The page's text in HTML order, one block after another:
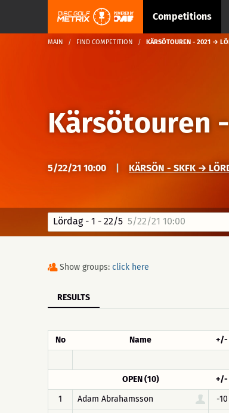
Competitions
MAIN FIND COMPETITION KÄRSÖTOUREN - 2021 →
Kärsötouren
5/22/21 10:00 KÄRSÖN - SKFK →
Lördag - 1 - 22/5 5/22/21 10:00
Show groups: click here
RESULTS
No Name +/-
OPEN (10)
+/-
1
Adam Abrahamsson -10